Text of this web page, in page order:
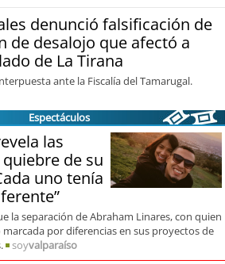
denunció falsificación de
de desalojo que afectó a
de La Tirana
ante la Fiscalía del Tamarugal.
Espectáculos
las
de su
uno tenía
la separación de Abraham Linares, con quien
por diferencias en sus proyectos de
soyvalparaíso